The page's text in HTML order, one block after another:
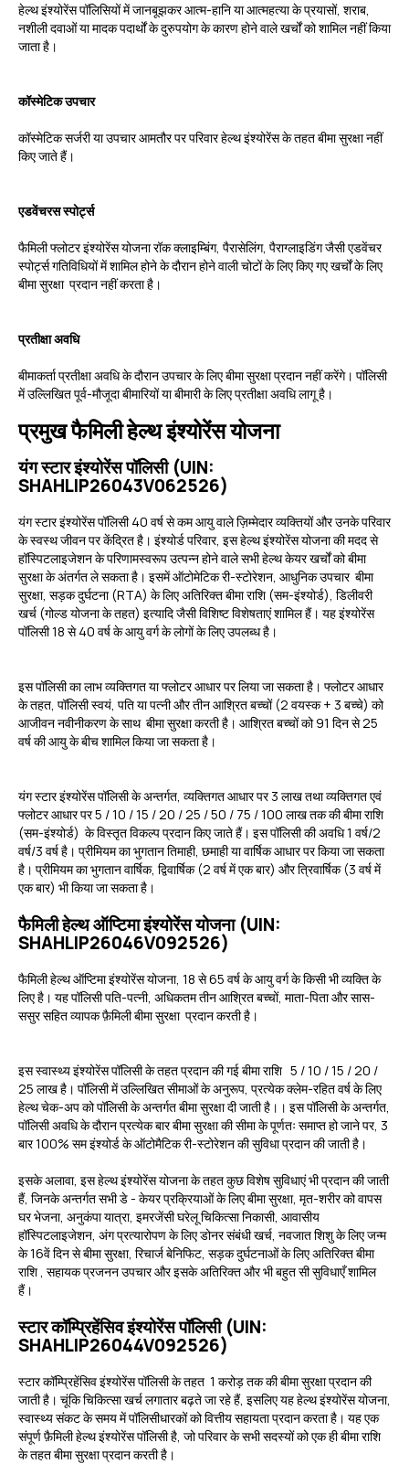
हेल्थ इंश्योरेंस पॉलिसियों में जानबूझकर आत्म-हानि या आत्महत्या के प्रयासों, शराब,
नशीली दवाओं या मादक पदार्थों के दुरुपयोग के कारण होने वाले खर्चों को शामिल नहीं किया
जाता है।
कॉस्मेटिक उपचार
कॉस्मेटिक सर्जरी या उपचार आमतौर पर परिवार हेल्थ इंश्योरेंस के तहत बीमा सुरक्षा नहीं
किए जाते हैं।
एडवेंचरस स्पोर्ट्स
फैमिली फ्लोटर इंश्योरेंस योजना रॉक क्लाइम्बिंग, पैरासेलिंग, पैराग्लाइडिंग जैसी एडवेंचर
स्पोर्ट्स गतिविधियों में शामिल होने के दौरान होने वाली चोटों के लिए किए गए खर्चों के लिए
बीमा सुरक्षा प्रदान नहीं करता है।
प्रतीक्षा अवधि
बीमाकर्ता प्रतीक्षा अवधि के दौरान उपचार के लिए बीमा सुरक्षा प्रदान नहीं करेंगे। पॉलिसी
में उल्लिखित पूर्व-मौजूदा बीमारियों या बीमारी के लिए प्रतीक्षा अवधि लागू है।
प्रमुख फैमिली हेल्थ इंश्योरेंस योजना
यंग स्टार इंश्योरेंस पॉलिसी (UIN:
SHAHLIP26043V062526)
यंग स्टार इंश्योरेंस पॉलिसी 40 वर्ष से कम आयु वाले ज़िम्मेदार व्यक्तियों और उनके परिवार
के स्वस्थ जीवन पर केंद्रित है। इंश्योर्ड परिवार, इस हेल्थ इंश्योरेंस योजना की मदद से
हॉस्पिटलाइजेशन के परिणामस्वरूप उत्पन्न होने वाले सभी हेल्थ केयर खर्चों को बीमा
सुरक्षा के अंतर्गत ले सकता है। इसमें ऑटोमेटिक री-स्टोरेशन, आधुनिक उपचार बीमा
सुरक्षा, सड़क दुर्घटना (RTA) के लिए अतिरिक्त बीमा राशि (सम-इंश्योर्ड), डिलीवरी
खर्च (गोल्ड योजना के तहत) इत्यादि जैसी विशिष्ट विशेषताएं शामिल हैं। यह इंश्योरेंस
पॉलिसी 18 से 40 वर्ष के आयु वर्ग के लोगों के लिए उपलब्ध है।
इस पॉलिसी का लाभ व्यक्तिगत या फ्लोटर आधार पर लिया जा सकता है। फ्लोटर आधार
के तहत, पॉलिसी स्वयं, पति या पत्नी और तीन आश्रित बच्चों (2 वयस्क + 3 बच्चे) को
आजीवन नवीनीकरण के साथ बीमा सुरक्षा करती है। आश्रित बच्चों को 91 दिन से 25
वर्ष की आयु के बीच शामिल किया जा सकता है।
यंग स्टार इंश्योरेंस पॉलिसी के अन्तर्गत, व्यक्तिगत आधार पर ₹3 लाख तथा व्यक्तिगत एवं
फ्लोटर आधार पर ₹5 / 10 / 15 / 20 / 25 / 50 / 75 / 100 लाख तक की बीमा राशि
(सम-इंश्योर्ड) के विस्तृत विकल्प प्रदान किए जाते हैं। इस पॉलिसी की अवधि 1 वर्ष/2
वर्ष/3 वर्ष है। प्रीमियम का भुगतान तिमाही, छमाही या वार्षिक आधार पर किया जा सकता
है। प्रीमियम का भुगतान वार्षिक, द्विवार्षिक (2 वर्ष में एक बार) और त्रिवार्षिक (3 वर्ष में
एक बार) भी किया जा सकता है।
फैमिली हेल्थ ऑप्टिमा इंश्योरेंस योजना (UIN:
SHAHLIP26046V092526)
फैमिली हेल्थ ऑप्टिमा इंश्योरेंस योजना, 18 से 65 वर्ष के आयु वर्ग के किसी भी व्यक्ति के
लिए है। यह पॉलिसी पति-पत्नी, अधिकतम तीन आश्रित बच्चों, माता-पिता और सास-
ससुर सहित व्यापक फ़ैमिली बीमा सुरक्षा प्रदान करती है।
इस स्वास्थ्य इंश्योरेंस पॉलिसी के तहत प्रदान की गई बीमा राशि ₹ 5 / 10 / 15 / 20 /
25 लाख है। पॉलिसी में उल्लिखित सीमाओं के अनुरूप, प्रत्येक क्लेम-रहित वर्ष के लिए
हेल्थ चेक-अप को पॉलिसी के अन्तर्गत बीमा सुरक्षा दी जाती है।। इस पॉलिसी के अन्तर्गत,
पॉलिसी अवधि के दौरान प्रत्येक बार बीमा सुरक्षा की सीमा के पूर्णतः समाप्त हो जाने पर, 3
बार 100% सम इंश्योर्ड के ऑटोमैटिक री-स्टोरेशन की सुविधा प्रदान की जाती है।
इसके अलावा, इस हेल्थ इंश्योरेंस योजना के तहत कुछ विशेष सुविधाएं भी प्रदान की जाती
हैं, जिनके अन्तर्गत सभी डे - केयर प्रक्रियाओं के लिए बीमा सुरक्षा, मृत-शरीर को वापस
घर भेजना, अनुकंपा यात्रा, इमरजेंसी घरेलू चिकित्सा निकासी, आवासीय
हॉस्पिटलाइजेशन, अंग प्रत्यारोपण के लिए डोनर संबंधी खर्च, नवजात शिशु के लिए जन्म
के 16वें दिन से बीमा सुरक्षा, रिचार्ज बेनिफिट, सड़क दुर्घटनाओं के लिए अतिरिक्त बीमा
राशि , सहायक प्रजनन उपचार और इसके अतिरिक्त और भी बहुत सी सुविधाएँ शामिल
हैं।
स्टार कॉम्प्रिहेंसिव इंश्योरेंस पॉलिसी (UIN:
SHAHLIP26044V092526)
स्टार कॉम्प्रिहेंसिव इंश्योरेंस पॉलिसी के तहत ₹ 1 करोड़ तक की बीमा सुरक्षा प्रदान की
जाती है। चूंकि चिकित्सा खर्च लगातार बढ़ते जा रहे हैं, इसलिए यह हेल्थ इंश्योरेंस योजना,
स्वास्थ्य संकट के समय में पॉलिसीधारकों को वित्तीय सहायता प्रदान करता है। यह एक
संपूर्ण फ़ैमिली हेल्थ इंश्योरेंस पॉलिसी है, जो परिवार के सभी सदस्यों को एक ही बीमा राशि
के तहत बीमा सुरक्षा प्रदान करती है।